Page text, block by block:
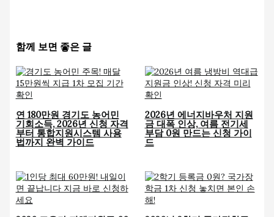
함께 보면 좋은 글
연 180만원 경기도 농어민
기회소득, 2026년 신청 자격
부터 통합지원시스템 사용
법까지 완벽 가이드
2026년 에너지바우처 지원
금 대폭 인상, 여름 전기세
부담 0원 만드는 신청 가이
드